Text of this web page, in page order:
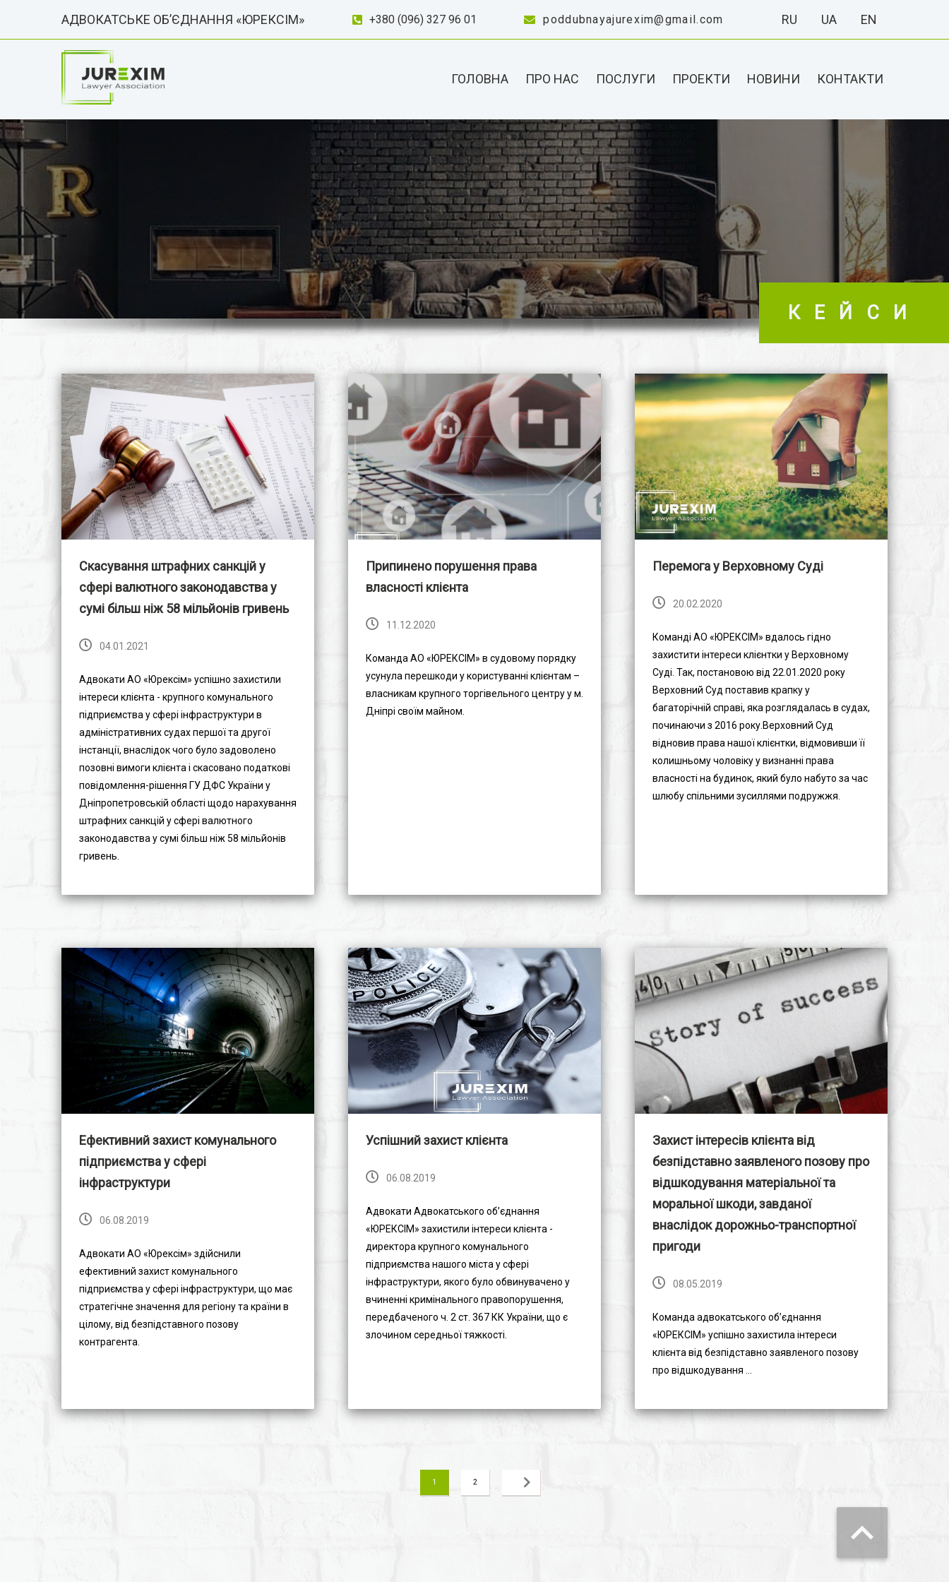
АДВОКАТСЬКЕ ОБ’ЄДНАННЯ «ЮРЕКСІМ» +380 (096) 327 96 01 poddubnayajurexim@gmail.com RU UA EN
ГОЛОВНА ПРО НАС ПОСЛУГИ ПРОЕКТИ НОВИНИ КОНТАКТИ
КЕЙСИ
Скасування штрафних санкцій у
сфері валютного законодавства у
сумі більш ніж 58 мільйонів гривень
04.01.2021
Адвокати АО «Юрексім» успішно захистили
інтереси клієнта - крупного комунального
підприємства у сфері інфраструктури в
адміністративних судах першої та другої
інстанції, внаслідок чого було задоволено
позовні вимоги клієнта і скасовано податкові
повідомлення-рішення ГУ ДФС України у
Дніпропетровській області щодо нарахування
штрафних санкцій у сфері валютного
законодавства у сумі більш ніж 58 мільйонів
гривень.
Припинено порушення права
власності клієнта
11.12.2020
Команда АО «ЮРЕКСІМ» в судовому порядку
усунула перешкоди у користуванні клієнтам –
власникам крупного торгівельного центру у м.
Дніпрі своїм майном.
Перемога у Верховному Суді
20.02.2020
Команді АО «ЮРЕКСІМ» вдалось гідно
захистити інтереси клієнтки у Верховному
Суді. Так, постановою від 22.01.2020 року
Верховний Суд поставив крапку у
багаторічній справі, яка розглядалась в судах,
починаючи з 2016 року.Верховний Суд
відновив права нашої клієнтки, відмовивши її
колишньому чоловіку у визнанні права
власності на будинок, який було набуто за час
шлюбу спільними зусиллями подружжя.
Ефективний захист комунального
підприємства у сфері
інфраструктури
06.08.2019
Адвокати АО «Юрексім» здійснили
ефективний захист комунального
підприємства у сфері інфраструктури, що має
стратегічне значення для регіону та країни в
цілому, від безпідставного позову
контрагента.
Успішний захист клієнта
06.08.2019
Адвокати Адвокатського об’єднання
«ЮРЕКСІМ» захистили інтереси клієнта -
директора крупного комунального
підприємства нашого міста у сфері
інфраструктури, якого було обвинувачено у
вчиненні кримінального правопорушення,
передбаченого ч. 2 ст. 367 КК України, що є
злочином середньої тяжкості.
Захист інтересів клієнта від
безпідставно заявленого позову про
відшкодування матеріальної та
моральної шкоди, завданої
внаслідок дорожньо-транспортної
пригоди
08.05.2019
Команда адвокатського об’єднання
«ЮРЕКСІМ» успішно захистила інтереси
клієнта від безпідставно заявленого позову
про відшкодування ...
1 2